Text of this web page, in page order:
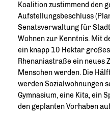
Koalition zustimmend den
Aufstellungsbeschluss
Senatsverwaltung für
Wohnen zur Kenntnis. Mit
ein knapp 10 Hektar
Rhenaniastraße ein neues
Menschen werden. Die
werden Sozialwohnungen
Gymnasium, eine Kita, ein
den geplanten Vorhaben